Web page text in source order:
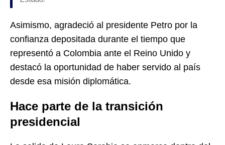
Asimismo, agradeció al presidente Petro por la
confianza depositada durante el tiempo que
representó a Colombia ante el Reino Unido y
destacó la oportunidad de haber servido al país
desde esa misión diplomática.
Hace parte de la transición
presidencial